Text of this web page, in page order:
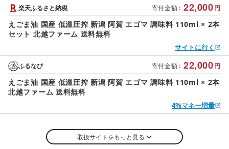
寄付金額 : 22,000円
楽天ふるさと納税
えごま油 国産 低温圧搾 新潟 阿賀 エゴマ 調味料 110ml × 2本
セット 北越ファーム 送料無料
サイトに行く
寄付金額 : 22,000円
ふるなび
えごま油 国産 低温圧搾 新潟 阿賀 エゴマ 調味料 110ml × 2本
北越ファーム 送料無料
4%マネー増量
取扱サイトをもっと見る